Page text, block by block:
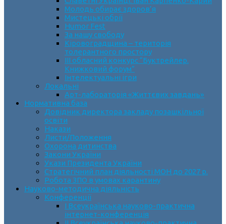
Молодь обирає здоров’я
Мистецькі обрії
Humor Fest
За нашу свободу
Кіровоградщина – територія
толерантного простору
ІII обласний конкурс “Буктрейлер.
Книжковий форум”
Інтелектуальні ігри
Локальні
Арт-лабораторія «Життєвих завдань»
Нормативна база
Довідник директора закладу позашкільної
освіти
Накази
Листи/Положення
Охорона дитинства
Закони України
Укази Президента України
Стратегічний план діяльності МОН до 2027 р.
Робота ЗПО в умовах карантину
Науково-методична діяльність
Конференції
І Всеукраїнська науково-практична
інтернет-конференція